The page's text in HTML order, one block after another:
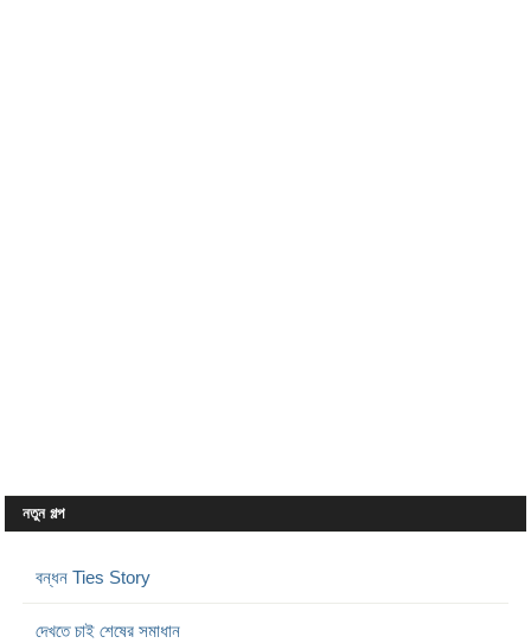
নতুন গল্প
বন্ধন Ties Story
দেখতে চাই শেষের সমাধান